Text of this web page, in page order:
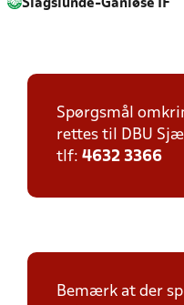
Slagslunde-Ganløse IF
Spørgsmål
rettes til DBU
tlf: 4632 3366
Bemærk at der